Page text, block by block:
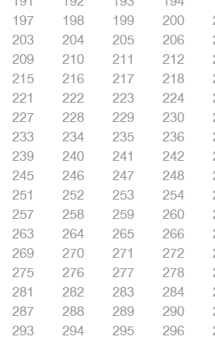
197
198 199 200
203
204 205 206
209
210 211 212
215
216 217 218
221
222 223 224
227
228 229 230
233
234 235 236
239
240 241 242
245
246 247 248
251
252 253 254
257
258 259 260
263
264 265 266
269
270 271 272
275
276 277 278
281
282 283 284
287
288 289 290
293
294 295 296